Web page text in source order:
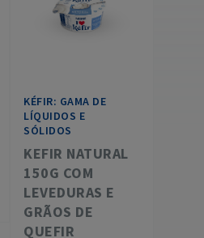
KÉFIR: GAMA DE
LÍQUIDOS E
SÓLIDOS
KEFIR NATURAL
150G COM
LEVEDURAS E
GRÃOS DE
QUEFIR